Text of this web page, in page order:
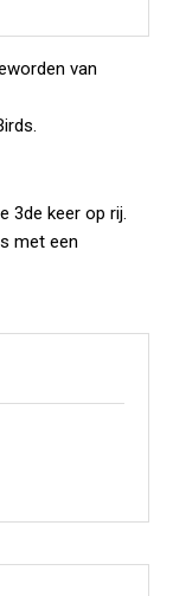
van
3de keer op rij.
met een